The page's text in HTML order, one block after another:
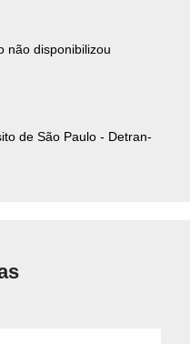
não disponibilizou
de São Paulo - Detran-